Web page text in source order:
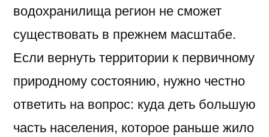
водохранилища регион не сможет
существовать в прежнем масштабе.
Если вернуть территории к первичному
природному состоянию, нужно честно
ответить на вопрос: куда деть большую
часть населения, которое раньше жило